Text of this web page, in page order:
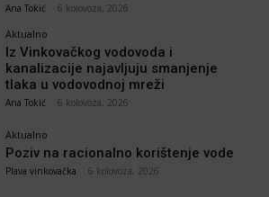
Ana Tokić 6 kolovoza, 2026
Aktualno
Iz Vinkovačkog vodovoda i
kanalizacije najavljuju smanjenje
tlaka u vodovodnoj mreži
Ana Tokić 6 kolovoza, 2026
Aktualno
Poziv na racionalno korištenje vode
Plava vinkovačka 6 kolovoza, 2026